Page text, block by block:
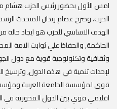
امس الأول بحضور رئيس الحزب هشام
الحزب. وصرح عصام زيدان المتحدث
الهدف الاساسي للحزب هو ايجاد حالة
الحاكمة, والحفاظ علي ثوابت الامة
وثقافية وتكنولوجية قوية مع دول
لإحداث تنمية في هذه الدول, وترسيخ
قوي لمؤسسة الجامعة العربية
اقليمي قوي بين الدول المحورية في